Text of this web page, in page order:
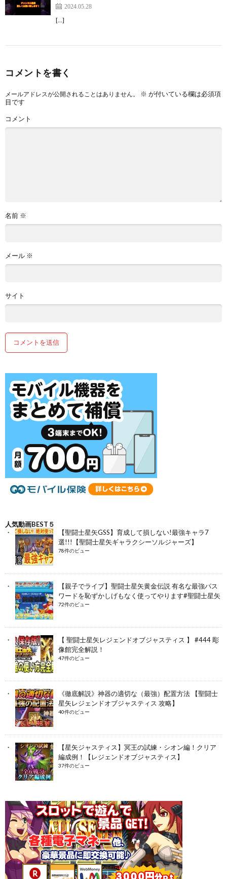
2024.05.28
[…]
コメントを書く
メールアドレスが公開されることはありません。 ※ が付いている欄は必須項
目です
コメント
名前 ※
メール ※
サイト
人気動画BEST５
【聖闘士星矢GSS】育成して損しない!最強キャラ7
選!!!【聖闘士星矢ギャラクシーソルジャーズ】
78件のビュー
【親子でライブ】聖闘士星矢黄金伝説 有名な最強パス
ワードを恥ずかしげもなく使ってやります#聖闘士星矢
72件のビュー
【 聖闘士星矢レジェンドオブジャスティス 】 #444 彫
像館完全解説！
47件のビュー
《徹底解説》神器の適切な（最強）配置方法 【聖闘士
星矢レジェンドオブジャスティス 攻略】
40件のビュー
【星矢ジャスティス】冥王の試練・シオン編！クリア
編成例！【レジェンドオブジャスティス】
37件のビュー